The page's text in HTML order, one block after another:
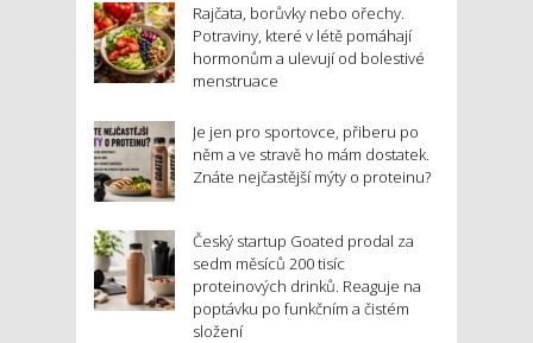
Rajčata, borůvky nebo ořechy.
Potraviny, které v létě pomáhají
hormonům a ulevují od bolestivé
menstruace
Je jen pro sportovce, přiberu po
něm a ve stravě ho mám dostatek.
Znáte nejčastější mýty o proteinu?
Český startup Goated prodal za
sedm měsíců 200 tisíc
proteinových drinků. Reaguje na
poptávku po funkčním a čistém
složení